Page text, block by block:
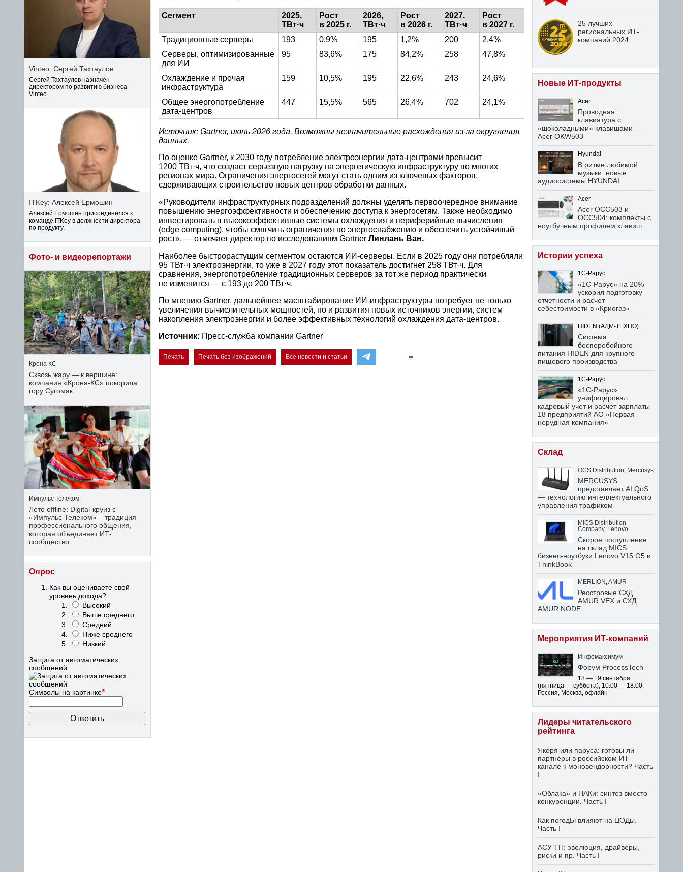
Сегмент
2025,
ТВт·ч
Рост
в 2025 г.
2026,
ТВт·ч
Рост
в 2026 г.
2027,
ТВт·ч
Рост
в 2027 г.
Традиционные серверы
193 0,9% 195 1,2% 200
2,4%
Серверы, оптимизированные
для ИИ
95 83,6% 175 84,2% 258 47,8%
Охлаждение и прочая
инфраструктура
159 10,5% 195 22,6% 243 24,6%
Общее энергопотребление
дата-центров
447 15,5% 565 26,4% 702 24,1%
Источник: Gartner, июнь 2026 года. Возможны незначительные расхождения из-за округления
данных.
По оценке Gartner, к 2030 году потребление электроэнергии дата-центрами превысит
1200 ТВт·ч, что создаст серьезную нагрузку на энергетическую инфраструктуру во многих
регионах мира. Ограничения энергосетей могут стать одним из ключевых факторов,
сдерживающих строительство новых центров обработки данных.
«Руководители инфраструктурных подразделений должны уделять первоочередное внимание
повышению энергоэффективности и обеспечению доступа к энергосетям. Также необходимо
инвестировать в высокоэффективные системы охлаждения и периферийные вычисления
(edge computing), чтобы смягчить ограничения по энергоснабжению и обеспечить устойчивый
рост», — отмечает директор по исследованиям Gartner Линлань Ван.
Наиболее быстрорастущим сегментом остаются ИИ-серверы. Если в 2025 году они потребляли
95 ТВт·ч электроэнергии, то уже в 2027 году этот показатель достигнет 258 ТВт·ч. Для
сравнения, энергопотребление традиционных серверов за тот же период практически
не изменится — с 193 до 200 ТВт·ч.
По мнению Gartner, дальнейшее масштабирование ИИ-инфраструктуры потребует не только
увеличения вычислительных мощностей, но и развития новых источников энергии, систем
накопления электроэнергии и более эффективных технологий охлаждения дата-центров.
Источник: Пресс-служба компании Gartner
Печать Печать без изображений Все новости и статьи
Vinteo: Сергей Тахтаулов
Сергей Тахтаулов назначен
директором по развитию бизнеса
Vinteo.
ITKey: Алексей Ермошин
Алексей Ермошин присоединился к
команде ITKey в должности директора
по продукту.
Фото- и видеорепортажи
Крона КС
Сквозь жару — к вершине:
компания «Крона‑КС» покорила
гору Сугомак
Импульс Телеком
Лето offline: Digital-круиз с
«Импульс Телеком» – традиция
профессионального общения,
которая объединяет ИТ-
сообщество
Опрос
Как вы оцениваете свой
уровень дохода?
Высокий
Выше среднего
Средний
Ниже среднего
Низкий
Защита от автоматических
сообщений
Символы на картинке*
25 лучших
региональных ИТ-
компаний 2024
Новые ИТ-продукты
Acer
Проводная
клавиатура с
«шоколадными» клавишами —
Acer OKW503
Hyundai
В ритме любимой
музыки: новые
аудиосистемы HYUNDAI
Acer
Acer OCC503 и
OCC504: комплекты с
ноутбучным профилем клавиш
Истории успеха
1С-Рарус
«1С-Рарус» на 20%
ускорил подготовку
отчетности и расчет
себестоимости в «Криогаз»
HIDEN (АДМ-ТЕХНО)
Система
бесперебойного
питания HIDEN для крупного
пищевого производства
1С-Рарус
«1С-Рарус»
унифицировал
кадровый учет и расчет зарплаты
18 предприятий АО «Первая
нерудная компания»
Склад
OCS Distribution Mercusys
MERCUSYS
представляет AI QoS
— технологию интеллектуального
управления трафиком
MICS Distribution
Company, Lenovo
Скорое поступление
на склад MICS:
бизнес-ноутбуки Lenovo V15 G5 и
ThinkBook
MERLION AMUR
Ресстровые СХД
AMUR VEX и СХД
AMUR NODE
Мероприятия ИТ-компаний
Инфомаксимум
Форум ProcessTech
18 — 19 сентября
(пятница — суббота), 10:00 — 18:00,
Россия, Москва, офлайн
Лидеры читательского
рейтинга
Якоря или паруса: готовы ли
партнёры в российском ИТ-
канале к моновендорности? Часть
I
«Облака» и ПАКи: синтез вместо
конкуренции. Часть I
Как погодЫ влияют на ЦОДы.
Часть I
АСУ ТП: эволюция, драйверы,
риски и пр. Часть I